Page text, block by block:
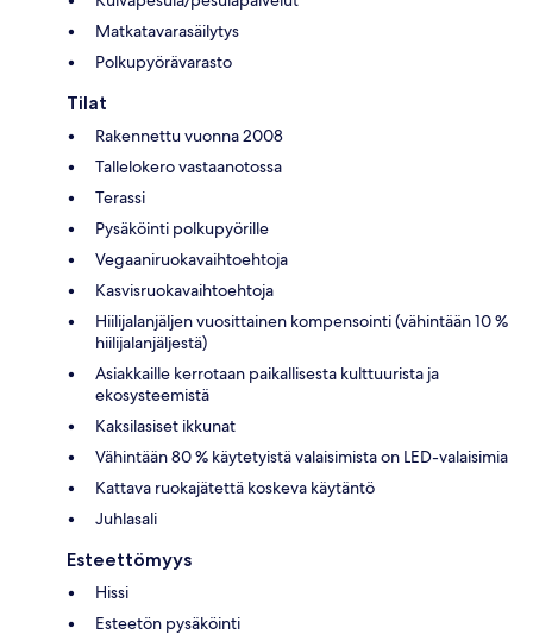
Matkatavarasäilytys
Polkupyörävarasto
Tilat
Rakennettu vuonna 2008
Tallelokero vastaanotossa
Terassi
Pysäköinti polkupyörille
Vegaaniruokavaihtoehtoja
Kasvisruokavaihtoehtoja
Hiilijalanjäljen vuosittainen kompensointi (vähintään 10 %
hiilijalanjäljestä)
Asiakkaille kerrotaan paikallisesta kulttuurista ja
ekosysteemistä
Kaksilasiset ikkunat
Vähintään 80 % käytetyistä valaisimista on LED-valaisimia
Kattava ruokajätettä koskeva käytäntö
Juhlasali
Esteettömyys
Hissi
Esteetön pysäköinti